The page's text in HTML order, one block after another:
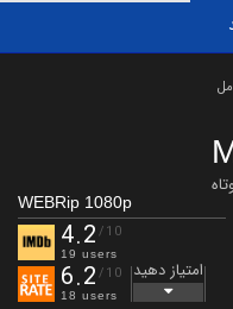
WEBRip 1080p
4.2 /10
19 users
6.2 /10
18 users
امتیاز دهید